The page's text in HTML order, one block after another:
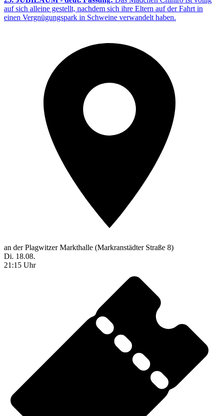
auf sich alleine gestellt, nachdem sich ihre Eltern auf der Fahrt in
einen Vergnügungspark in Schweine verwandelt haben.
an der Plagwitzer Markthalle (Markranstädter Straße 8)
Di. 18.08.
21:15 Uhr